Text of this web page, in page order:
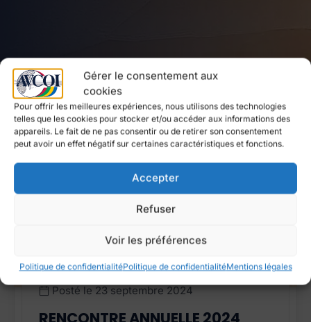
Gérer le consentement aux
cookies
Pour offrir les meilleures expériences, nous utilisons des technologies
telles que les cookies pour stocker et/ou accéder aux informations des
appareils. Le fait de ne pas consentir ou de retirer son consentement
peut avoir un effet négatif sur certaines caractéristiques et fonctions.
Accepter
Refuser
Voir les préférences
Politique de confidentialitéPolitique de confidentialitéMentions légales
ASSEMBLÉE GÉNÉRALE
Posté le 23 septembre 2024